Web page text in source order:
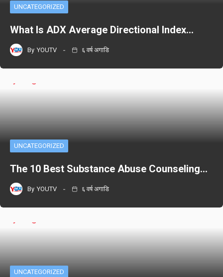
UNCATEGORIZED
What Is ADX Average Directional Index…
By YOUTV ६ वर्ष अगाडि
UNCATEGORIZED
The 10 Best Substance Abuse Counseling…
By YOUTV ६ वर्ष अगाडि
UNCATEGORIZED